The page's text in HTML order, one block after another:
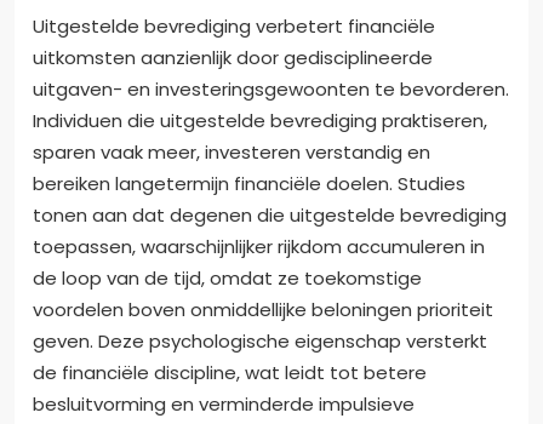
Uitgestelde bevrediging verbetert financiële
uitkomsten aanzienlijk door gedisciplineerde
uitgaven- en investeringsgewoonten te bevorderen.
Individuen die uitgestelde bevrediging praktiseren,
sparen vaak meer, investeren verstandig en
bereiken langetermijn financiële doelen. Studies
tonen aan dat degenen die uitgestelde bevrediging
toepassen, waarschijnlijker rijkdom accumuleren in
de loop van de tijd, omdat ze toekomstige
voordelen boven onmiddellijke beloningen prioriteit
geven. Deze psychologische eigenschap versterkt
de financiële discipline, wat leidt tot betere
besluitvorming en verminderde impulsieve